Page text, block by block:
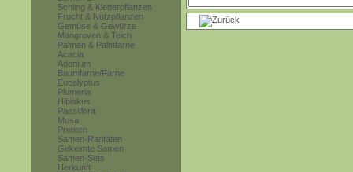
Schling & Kletterpflanzen
Frucht & Nutzpflanzen
Gemüse & Gewürze
Mangroven & Teich
Palmen & Palmfarne
Acacia
Adenium
Baumfarne/Farne
Eucalyptus
Plumeria
Hibiskus
Passiflora
Musa
Proteen
Samen-Raritäten
Gekeimte Samen
Samen-Sets
Herkunft